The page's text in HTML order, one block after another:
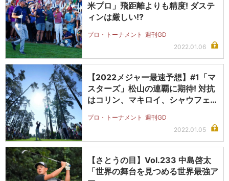
米プロ」飛距離よりも精度! ダステ
ィンは厳しい!?
プロ・トーナメント 週刊GD
2022.01.06
【2022メジャー最速予想】#1「マ
スターズ」松山の連覇に期待! 対抗
はコリン、マキロイ、シャウフェ…
プロ・トーナメント 週刊GD
2022.01.05
【さとうの目】Vol.233 中島啓太
「世界の舞台を見つめる世界最強ア